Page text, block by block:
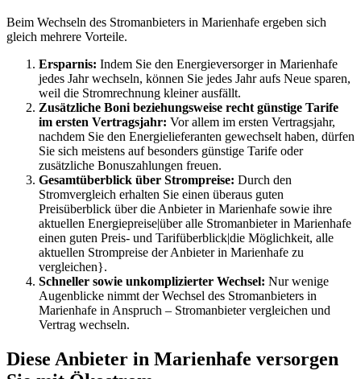
Beim Wechseln des Stromanbieters in Marienhafe ergeben sich
gleich mehrere Vorteile.
Ersparnis: Indem Sie den Energieversorger in Marienhafe
jedes Jahr wechseln, können Sie jedes Jahr aufs Neue sparen,
weil die Stromrechnung kleiner ausfällt.
Zusätzliche Boni beziehungsweise recht günstige Tarife
im ersten Vertragsjahr: Vor allem im ersten Vertragsjahr,
nachdem Sie den Energielieferanten gewechselt haben, dürfen
Sie sich meistens auf besonders günstige Tarife oder
zusätzliche Bonuszahlungen freuen.
Gesamtüberblick über Strompreise: Durch den
Stromvergleich erhalten Sie einen überaus guten
Preisüberblick über die Anbieter in Marienhafe sowie ihre
aktuellen Energiepreise|über alle Stromanbieter in Marienhafe
einen guten Preis- und Tarifüberblick|die Möglichkeit, alle
aktuellen Strompreise der Anbieter in Marienhafe zu
vergleichen}.
Schneller sowie unkomplizierter Wechsel: Nur wenige
Augenblicke nimmt der Wechsel des Stromanbieters in
Marienhafe in Anspruch – Stromanbieter vergleichen und
Vertrag wechseln.
Diese Anbieter in Marienhafe versorgen